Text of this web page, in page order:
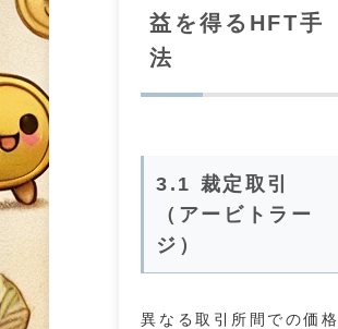
益を得るHFT手
法
3.1 裁定取引
（アービトラー
ジ）
異なる取引所間での価格